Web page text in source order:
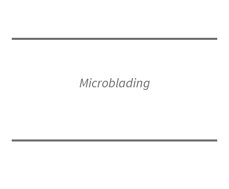
Microblading